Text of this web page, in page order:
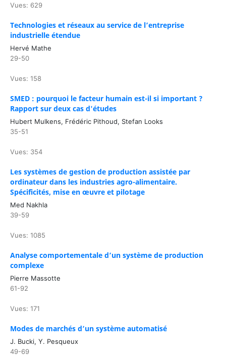
Vues: 629
Technologies et réseaux au service de l’entreprise
industrielle étendue
Hervé Mathe
29-50
Vues: 158
SMED : pourquoi le facteur humain est-il si important ?
Rapport sur deux cas d'études
Hubert Mulkens, Frédéric Pithoud, Stefan Looks
35-51
Vues: 354
Les systèmes de gestion de production assistée par
ordinateur dans les industries agro-alimentaire.
Spécificités, mise en œuvre et pilotage
Med Nakhla
39-59
Vues: 1085
Analyse comportementale d’un système de production
complexe
Pierre Massotte
61-92
Vues: 171
Modes de marchés d’un système automatisé
J. Bucki, Y. Pesqueux
49-69